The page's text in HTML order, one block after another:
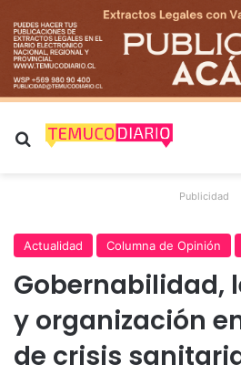
Buscar por
Publicidad
Actualidad Columna de Opinión
Gobernabilidad,
y organización
de crisis